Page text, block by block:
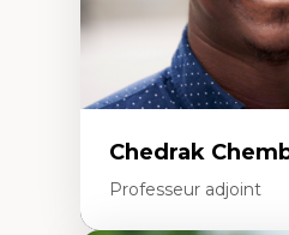
Chedrak
Professeur adjoint